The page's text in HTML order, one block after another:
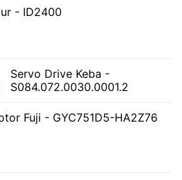
- ID2400
Servo Drive Keba -
S084.072.0030.0001.2
Fuji - GYC751D5-HA2Z76